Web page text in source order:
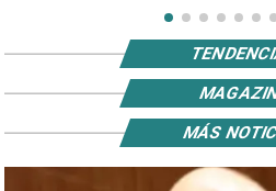
MÁS